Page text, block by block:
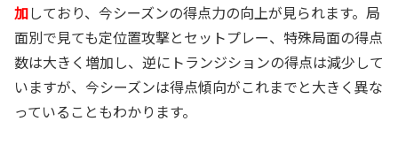
加しており、今シーズンの得点力の向上が見られます。局
面別で見ても定位置攻撃とセットプレー、特殊局面の得点
数は大きく増加し、逆にトランジションの得点は減少して
いますが、今シーズンは得点傾向がこれまでと大きく異な
っていることもわかります。